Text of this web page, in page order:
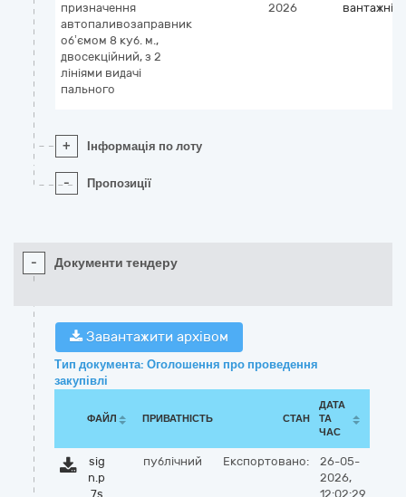
призначення
автопаливозаправник
об’ємом 8 куб. м.,
двосекційний, з 2
лініями видачі
пального
2026
вантажні
+ Інформація по лоту
- Пропозиції
- Документи тендеру
Завантажити архівом
Тип документа: Оголошення про проведення
закупівлі
ФАЙЛ ПРИВАТНІСТЬ СТАН
ДАТА
ТА
ЧАС
sig
n.p
7s
публічний Експортовано:
26-05-
2026,
12:02:29